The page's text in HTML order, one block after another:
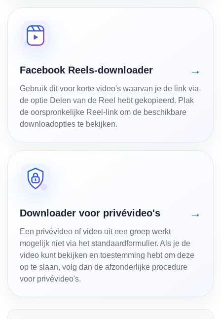
Facebook Reels-downloader →
Gebruik dit voor korte video's waarvan je de link via
de optie Delen van de Reel hebt gekopieerd. Plak
de oorspronkelijke Reel-link om de beschikbare
downloadopties te bekijken.
Downloader voor privévideo's →
Een privévideo of video uit een groep werkt
mogelijk niet via het standaardformulier. Als je de
video kunt bekijken en toestemming hebt om deze
op te slaan, volg dan de afzonderlijke procedure
voor privévideo's.